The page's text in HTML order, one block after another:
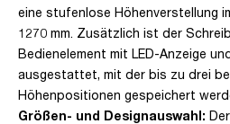
eine stufenlose Höhenverstellung
1270 mm. Zusätzlich ist der
Bedienelement mit LED-Anzeige
ausgestattet, mit der bis zu drei
Höhenpositionen gespeichert
Größen- und Designauswahl: